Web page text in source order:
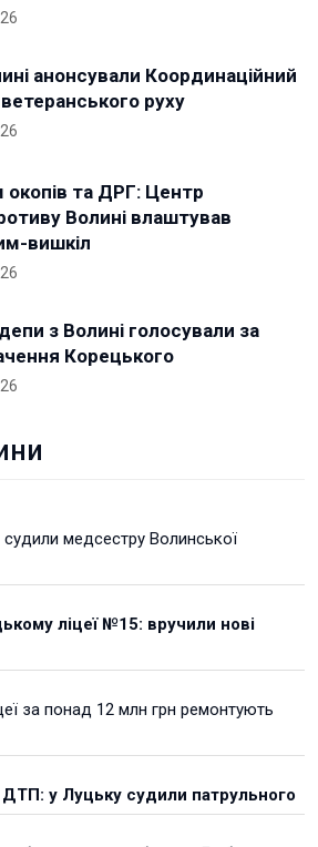
анонсували Координаційний
руху
та ДРГ: Центр
Волині влаштував
вишкіл
з Волині голосували за
Корецького
судили медсестру Волинської
ліцеї №15: вручили нові
за понад 12 млн грн ремонтують
у Луцьку судили патрульного